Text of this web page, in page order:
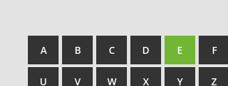
A B C D E F
U V W X Y Z